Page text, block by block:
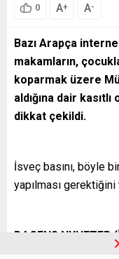
0 A+ A-
Bazı Arapça
makamların,
koparmak üzere
aldığına dair
dikkat çekildi.
İsveç basını, böyle
yapılması gerektiğini
DAGENS NYHETER